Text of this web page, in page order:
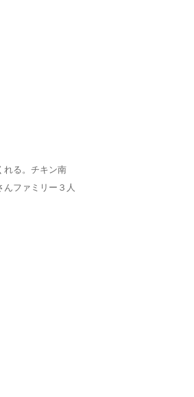
れる。チキン南
ファミリー３人